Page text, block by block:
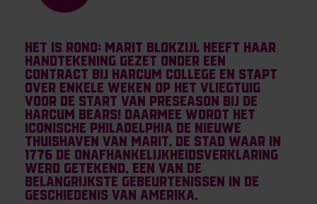
Het is rond: Marit Blokzijl heeft haar
handtekening gezet onder een
contract bij Harcum College en stapt
over enkele weken op het vliegtuig
voor de start van preseason bij de
Harcum Bears! Daarmee wordt het
iconische Philadelphia de nieuwe
thuishaven van Marit, de stad waar in
1776 de onafhankelijkheidsverklaring
werd getekend, een van de
belangrijkste gebeurtenissen in de
geschiedenis van Amerika.